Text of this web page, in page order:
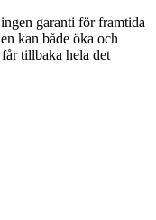
garanti för framtida
kan både öka och
tillbaka hela det